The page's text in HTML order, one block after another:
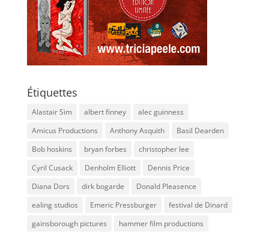
Étiquettes
Alastair Sim albert finney
alec guinness
Amicus Productions
Anthony Asquith
Basil Dearden
Bob hoskins
bryan forbes
christopher lee
Cyril Cusack
Denholm Elliott
Dennis Price
Diana Dors
dirk bogarde
Donald Pleasence
ealing studios
Emeric Pressburger
festival de Dinard
gainsborough pictures
hammer film productions